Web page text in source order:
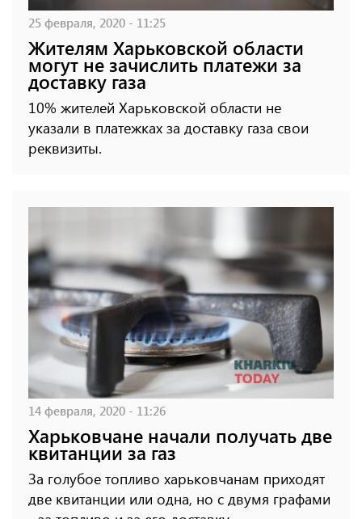
25 февраля, 2020 - 11:25
Жителям Харьковской области
могут не зачислить платежи за
доставку газа
10% жителей Харьковской области не
указали в платежках за доставку газа свои
реквизиты.
14 февраля, 2020 - 11:26
Харьковчане начали получать две
квитанции за газ
За голубое топливо харьковчанам приходят
две квитанции или одна, но с двумя графами